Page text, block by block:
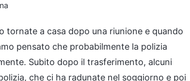
tornate a casa dopo una riunione e quando
pensato che probabilmente la polizia
Subito dopo il trasferimento, alcuni
che ci ha radunate nel soggiorno e poi